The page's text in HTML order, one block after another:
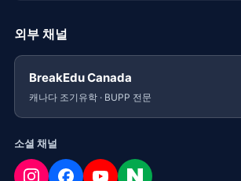
외부 채널
BreakEdu Canada
캐나다 조기유학 · BUPP 전문
소셜 채널